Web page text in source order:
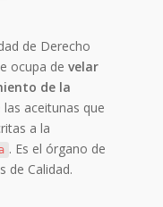
de Derecho
ocupa develar
de la
las aceitunas que
a la
. Es el órgano de
de Calidad.